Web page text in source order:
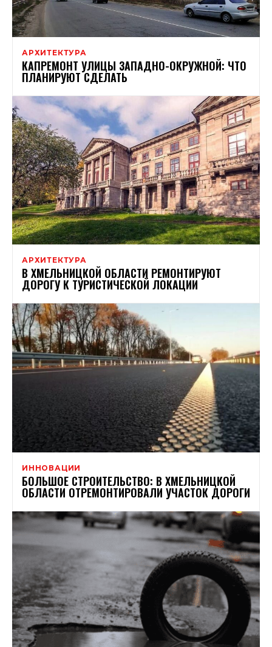
АРХИТЕКТУРА
КАПРЕМОНТ УЛИЦЫ ЗАПАДНО-ОКРУЖНОЙ: ЧТО
ПЛАНИРУЮТ СДЕЛАТЬ
АРХИТЕКТУРА
В ХМЕЛЬНИЦКОЙ ОБЛАСТИ РЕМОНТИРУЮТ
ДОРОГУ К ТУРИСТИЧЕСКОЙ ЛОКАЦИИ
ИННОВАЦИИ
БОЛЬШОЕ СТРОИТЕЛЬСТВО: В ХМЕЛЬНИЦКОЙ
ОБЛАСТИ ОТРЕМОНТИРОВАЛИ УЧАСТОК ДОРОГИ